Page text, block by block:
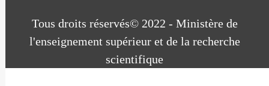
Tous droits réservés© 2022 - Ministère de
l'enseignement supérieur et de la recherche
scientifique